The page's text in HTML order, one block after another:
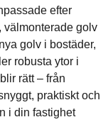
efter
välmonterade golv
golv i bostäder,
robusta ytor i
rätt – från
praktiskt och
i din fastighet